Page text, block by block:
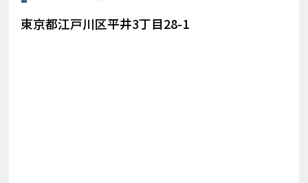
東京都江戸川区平井3丁目28-1